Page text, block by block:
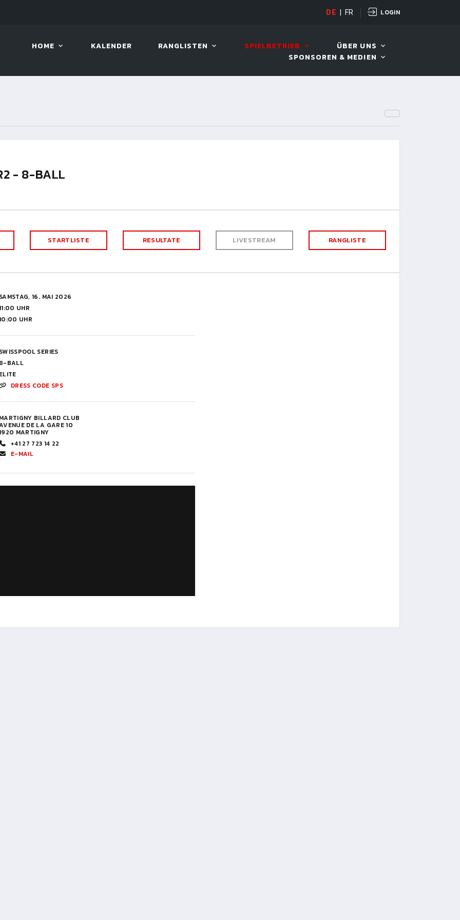
11. AUG. 2026, 19:30
DE FR LOGIN
HOME KALENDER RANGLISTEN SPIELBETRIEB
ÜBER UNS
SPONSOREN & MEDIEN
- 8-BALL
STARTLISTE RESULTATE LIVESTREAM RANGLISTE
SAMSTAG, 16. MAI 2026
UHR
UHR
SWISSPOOL SERIES
8-BALL
ELITE
DRESS CODE SPS
MARTIGNY BILLARD CLUB
DE LA GARE 10
MARTIGNY
+41 27 723 14 22
E-MAIL